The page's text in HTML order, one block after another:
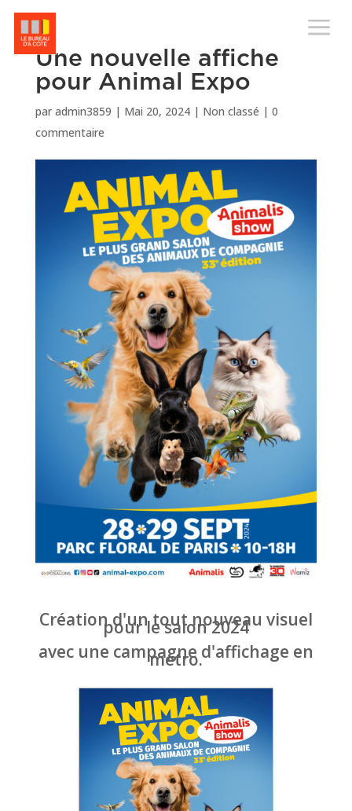
Une nouvelle affiche
pour Animal Expo
par admin3859 | Mai 20, 2024| Non classé | 0
commentaire
Création d'un tout nouveau visuel
pour le salon 2024
avec une campagne d'affichage en
métro.